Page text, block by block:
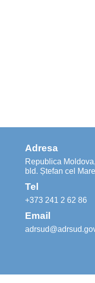
Adresa
Republica
bld. Ștefan cel
Tel
+373 241 2 62 86
Email